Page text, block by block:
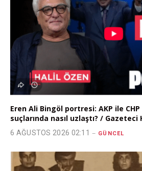
Eren Ali Bingöl portresi: AKP ile
suçlarında nasıl uzlaştı? /
6 AĞUSTOS 2026 02:11 GÜNCEL